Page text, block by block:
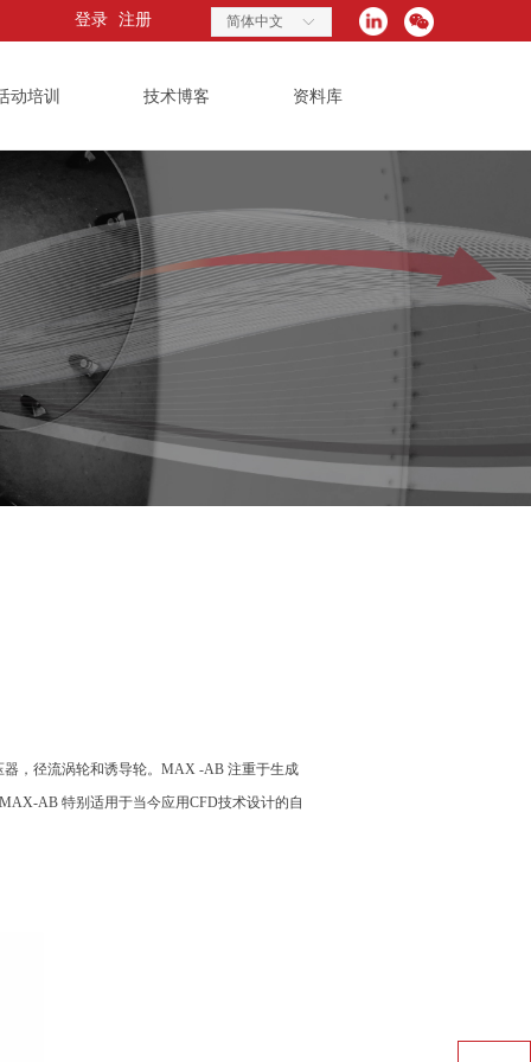
登录 注册 ꀅ
简体中文
动培训 技术博客 资料库
，径流涡轮和诱导轮。MAX -AB 注重于生成
AB 特别适用于当今应用CFD技术设计的自